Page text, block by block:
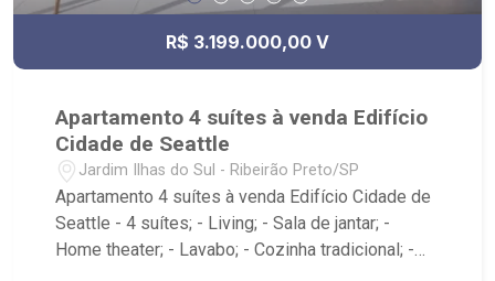
R$ 3.199.000,00 V
Apartamento 4 suítes à venda Edifício
Cidade de Seattle
Jardim Ilhas do Sul - Ribeirão Preto/SP
Apartamento 4 suítes à venda Edifício Cidade de
Seattle - 4 suítes; - Living; - Sala de jantar; -
Home theater; - Lavabo; - Cozinha tradicional; -